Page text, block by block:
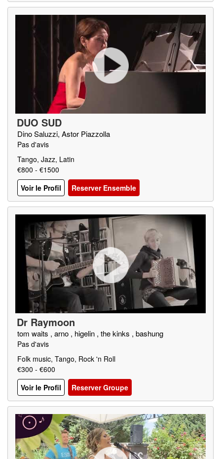
DUO SUD
Dino Saluzzi, Astor Piazzolla
Pas d'avis
Tango, Jazz, Latin
€800 - €1500
Voir le Profil
Reserver Ensemble
Dr Raymoon
tom waits , arno , higelin , the kinks , bashung
Pas d'avis
Folk music, Tango, Rock 'n Roll
€300 - €600
Voir le Profil
Reserver Groupe